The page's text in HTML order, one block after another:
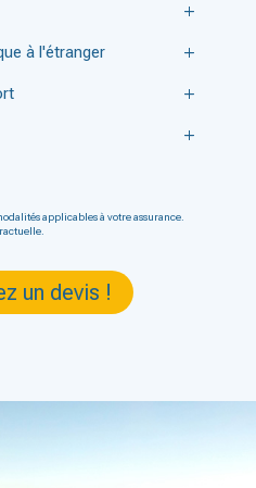
à l'étranger
applicables à votre assurance.
un devis !